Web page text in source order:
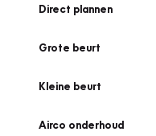
Direct plannen
Grote beurt
Kleine beurt
Airco onderhoud